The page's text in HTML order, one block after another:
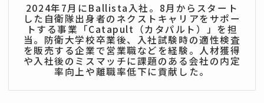
2024年7月にBallista入社。8月からスタート
した自衛隊出身者のネクストキャリアをサポー
トする事業「Catapult（カタパルト）」を担
当。防衛大学校卒業後、入社試験時の適性検査
を販売する企業で営業職などを経験。人材獲得
や入社後のミスマッチに課題のある会社の内定
率向上や離職率低下に貢献した。